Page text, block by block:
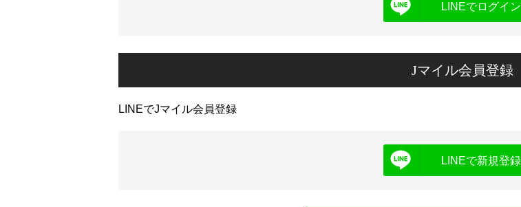
LINEでログイン
Jマイル会員登録
LINEでJマイル会員登録
LINEで新規登録